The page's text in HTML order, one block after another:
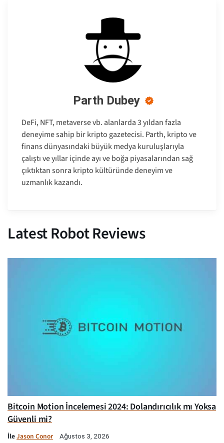
Parth Dubey
DeFi, NFT, metaverse vb. alanlarda 3 yıldan fazla
deneyime sahip bir kripto gazetecisi. Parth, kripto ve
finans dünyasındaki büyük medya kuruluşlarıyla
çalıştı ve yıllar içinde ayı ve boğa piyasalarından sağ
çıktıktan sonra kripto kültüründe deneyim ve
uzmanlık kazandı.
Latest Robot Reviews
Bitcoin Motion İncelemesi 2024: Dolandırıcılık mı Yoksa
Güvenli mi?
İleJason Conor Ağustos 3, 2026